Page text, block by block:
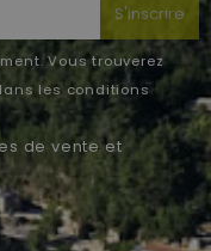
S'inscrire
Vous trouverez
les conditions
de vente et